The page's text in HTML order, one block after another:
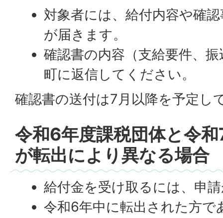
対象者には、給付内容や確
が届きます。
確認書の内容（支給要件、
町に返信してください。
確認書の送付は7月以降を予定し
令和6年度課税団体と令
が転出により異なる場合
給付金を受け取るには、申
令和6年中に転出された方で